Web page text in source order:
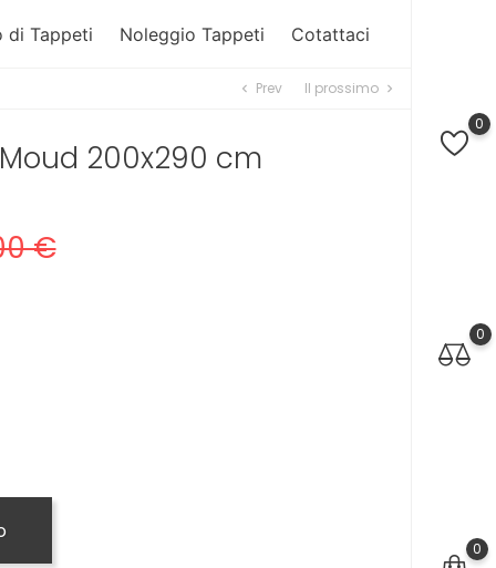
0
0
0
di Tappeti Noleggio Tappeti Cotattaci
chevron_left Prev Il prossimo chevron_right
200x290 cm
€